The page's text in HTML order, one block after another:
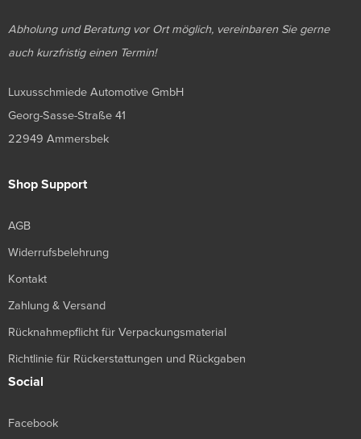
Abholung und Beratung vor Ort möglich, vereinbaren Sie gerne
auch kurzfristig einen Termin!
Luxusschmiede Automotive GmbH
Georg-Sasse-Straße 41
22949 Ammersbek
Shop Support
AGB
Widerrufsbelehrung
Kontakt
Zahlung & Versand
Rücknahmepflicht für Verpackungsmaterial
Richtlinie für Rückerstattungen und Rückgaben
Social
Facebook